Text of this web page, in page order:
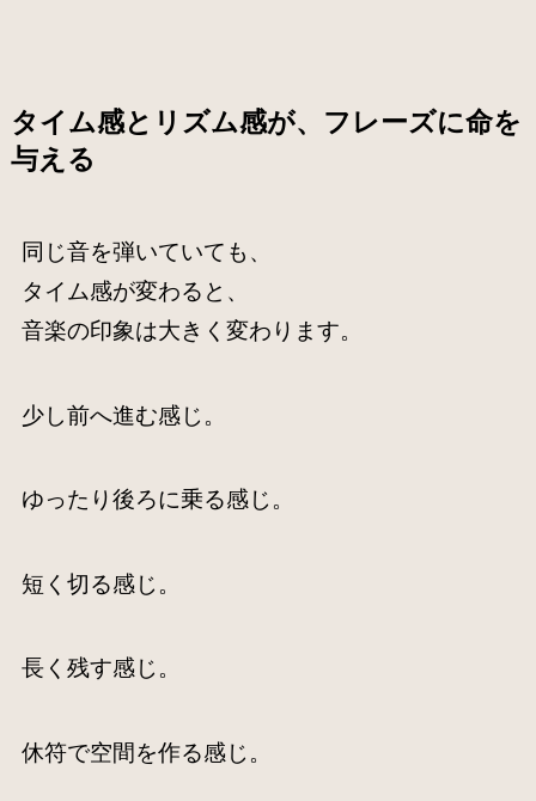
タイム感とリズム感が、フレーズに命を
与える
同じ音を弾いていても、
タイム感が変わると、
音楽の印象は大きく変わります。
少し前へ進む感じ。
ゆったり後ろに乗る感じ。
短く切る感じ。
長く残す感じ。
休符で空間を作る感じ。